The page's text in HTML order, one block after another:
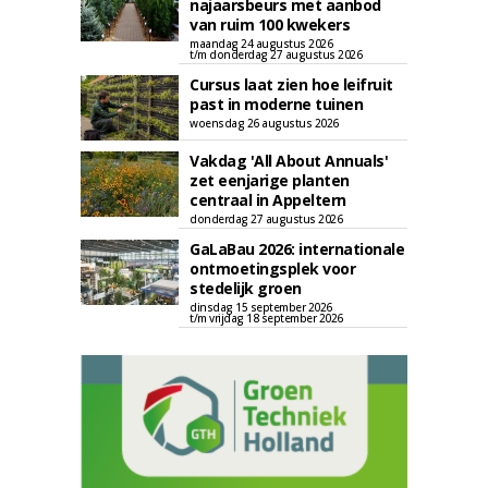
najaarsbeurs met aanbod
van ruim 100 kwekers
maandag 24 augustus 2026
t/m donderdag 27 augustus 2026
Cursus laat zien hoe leifruit
past in moderne tuinen
woensdag 26 augustus 2026
Vakdag 'All About Annuals'
zet eenjarige planten
centraal in Appeltern
donderdag 27 augustus 2026
GaLaBau 2026: internationale
ontmoetingsplek voor
stedelijk groen
dinsdag 15 september 2026
t/m vrijdag 18 september 2026